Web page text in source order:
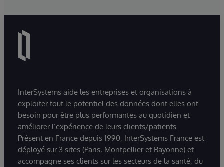
InterSystems aide les entreprises et organisations à
exploiter tout le potentiel des données dont elles ont
besoin pour être plus performantes au quotidien et
améliorer l’expérience de leurs clients/patients.
Présent en France depuis 1990, InterSystems France est
déployé sur 3 sites (Paris, Montpellier et Bayonne) et
accompagne ses clients sur les secteurs de la santé, du